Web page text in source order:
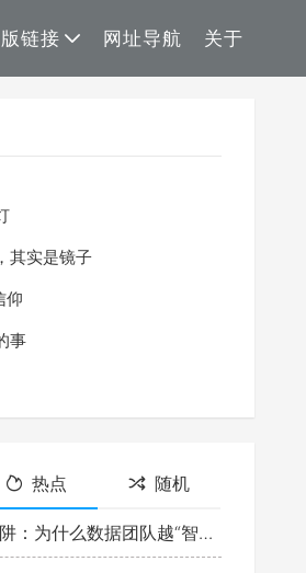
版链接 网址导航 关于
其实是镜子
仰
事
热点 随机
数据团队越“智能”，测试思维越浅薄？